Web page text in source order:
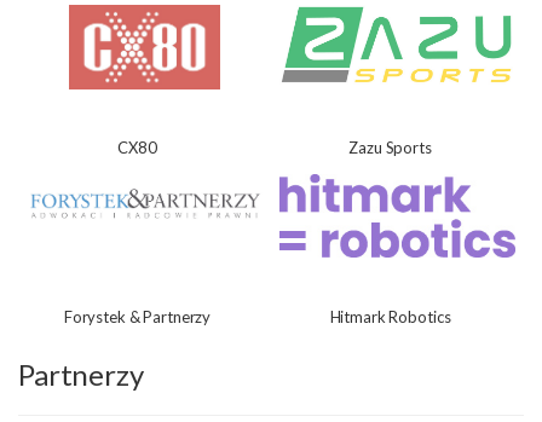
CX80 Zazu Sports
Forystek & Partnerzy Hitmark Robotics
Partnerzy